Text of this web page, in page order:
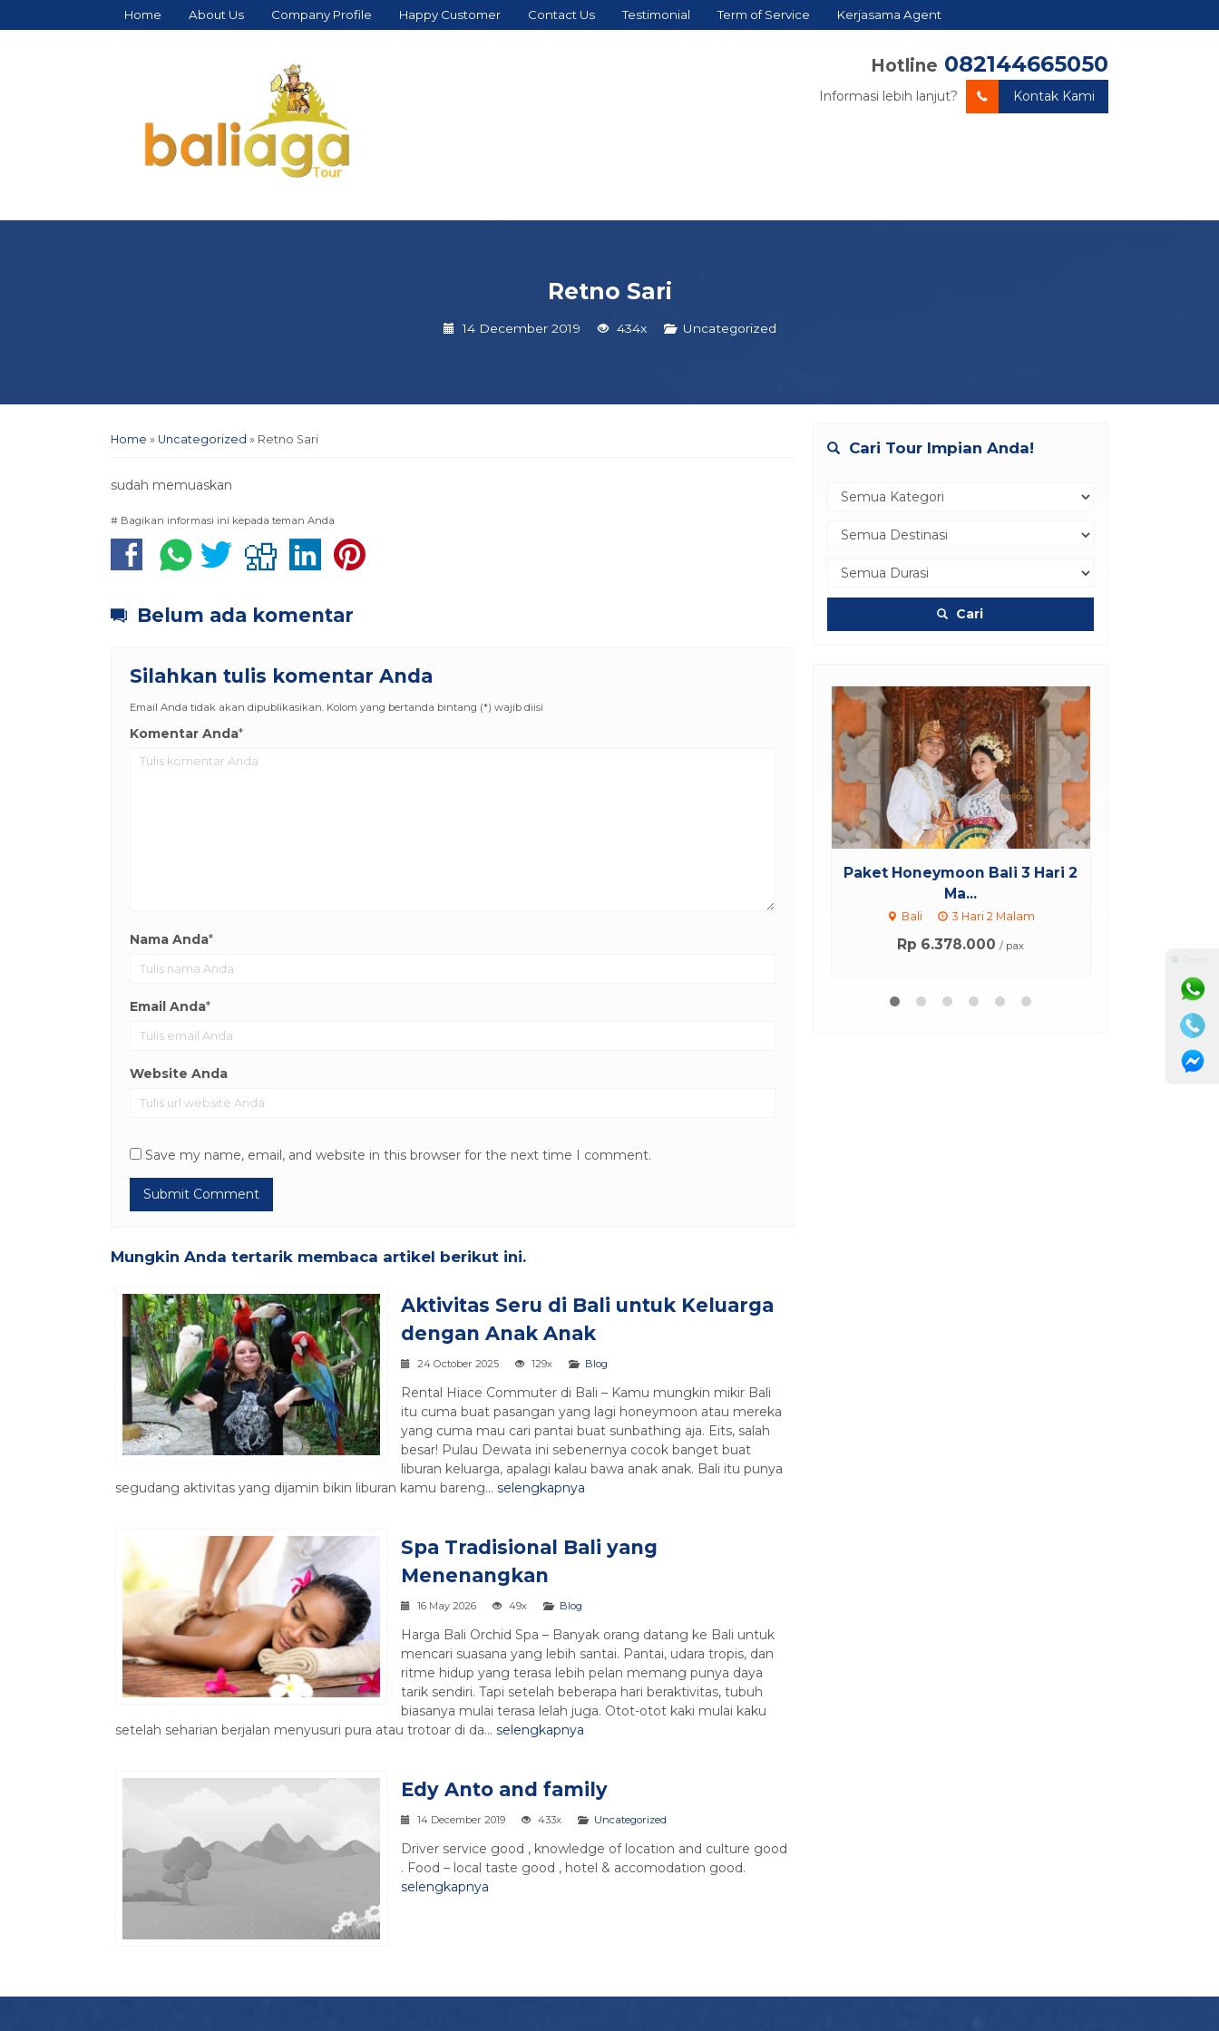
Home About Us Company Profile Happy Customer Contact Us Testimonial Term of Service Kerjasama Agent
Hotline 082144665050
Informasi lebih lanjut? Kontak Kami
Retno Sari
14 December 2019 434x Uncategorized
Home » Uncategorized » Retno Sari
sudah memuaskan
# Bagikan informasi ini kepada teman Anda
Belum ada komentar
Silahkan tulis komentar Anda
Email Anda tidak akan dipublikasikan. Kolom yang bertanda bintang (*) wajib diisi
Komentar Anda*
Nama Anda*
Email Anda*
Website Anda
Save my name, email, and website in this browser for the next time I comment.
Mungkin Anda tertarik membaca artikel berikut ini.
Aktivitas Seru di Bali untuk Keluarga
dengan Anak Anak
24 October 2025 129x Blog
Rental Hiace Commuter di Bali – Kamu mungkin mikir Bali
itu cuma buat pasangan yang lagi honeymoon atau mereka
yang cuma mau cari pantai buat sunbathing aja. Eits, salah
besar! Pulau Dewata ini sebenernya cocok banget buat
liburan keluarga, apalagi kalau bawa anak anak. Bali itu punya
segudang aktivitas yang dijamin bikin liburan kamu bareng... selengkapnya
Spa Tradisional Bali yang
Menenangkan
16 May 2026 49x Blog
Harga Bali Orchid Spa – Banyak orang datang ke Bali untuk
mencari suasana yang lebih santai. Pantai, udara tropis, dan
ritme hidup yang terasa lebih pelan memang punya daya
tarik sendiri. Tapi setelah beberapa hari beraktivitas, tubuh
biasanya mulai terasa lelah juga. Otot-otot kaki mulai kaku
setelah seharian berjalan menyusuri pura atau trotoar di da... selengkapnya
Edy Anto and family
14 December 2019 433x Uncategorized
Driver service good , knowledge of location and culture good
. Food – local taste good , hotel & accomodation good.
selengkapnya
Cari Tour Impian Anda!
Cari
Paket Honeymoon Bali 3 Hari 2
GWK - Uluwatu Kecak Dance
Bali
*Mulai Rp 1.115.000